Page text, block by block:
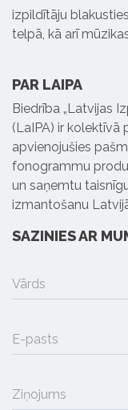
izpildītāju
telpā, kā arī
PAR LAIPA
Biedrība „Latvijas
(LaIPA) ir kolektīvā
apvienojušies
fonogrammu
un saņemtu
izmantošanu
SAZINIES AR
Vārds
E-pasts
Ziņojums